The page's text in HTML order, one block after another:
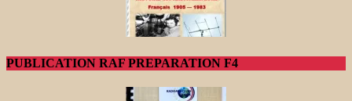
PUBLICATION RAF PREPARATION F4